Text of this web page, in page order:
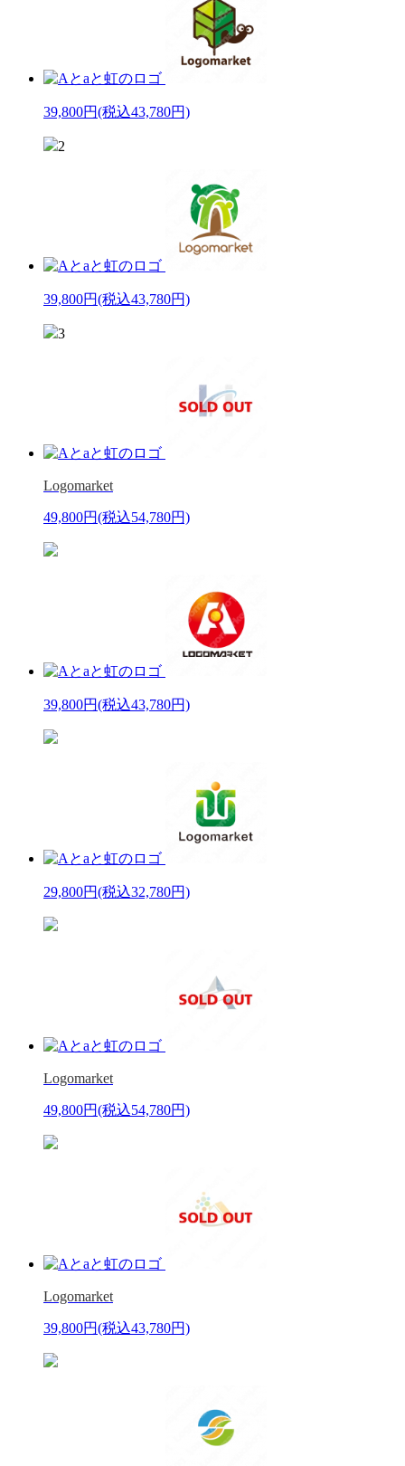
39,800円(税込43,780円)
2
39,800円(税込43,780円)
3
Logomarket
49,800円(税込54,780円)
39,800円(税込43,780円)
29,800円(税込32,780円)
Logomarket
49,800円(税込54,780円)
Logomarket
39,800円(税込43,780円)